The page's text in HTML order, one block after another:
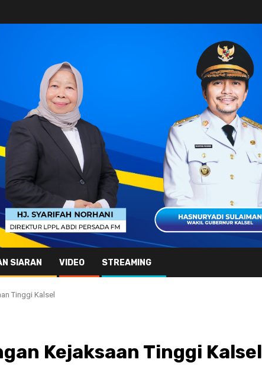
SIARAN VIDEO STREAMING
Tinggi Kalsel
Kejaksaan Tinggi Kalsel